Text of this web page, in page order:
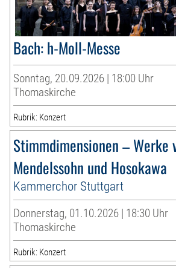
Bach: h-Moll-Messe
Sonntag, 20.09.2026 | 18:00 Uhr
Thomaskirche
Rubrik: Konzert
Stimmdimensionen – Werke
Mendelssohn und Hosokawa
Kammerchor Stuttgart
Donnerstag, 01.10.2026 | 18:30 Uhr
Thomaskirche
Rubrik: Konzert